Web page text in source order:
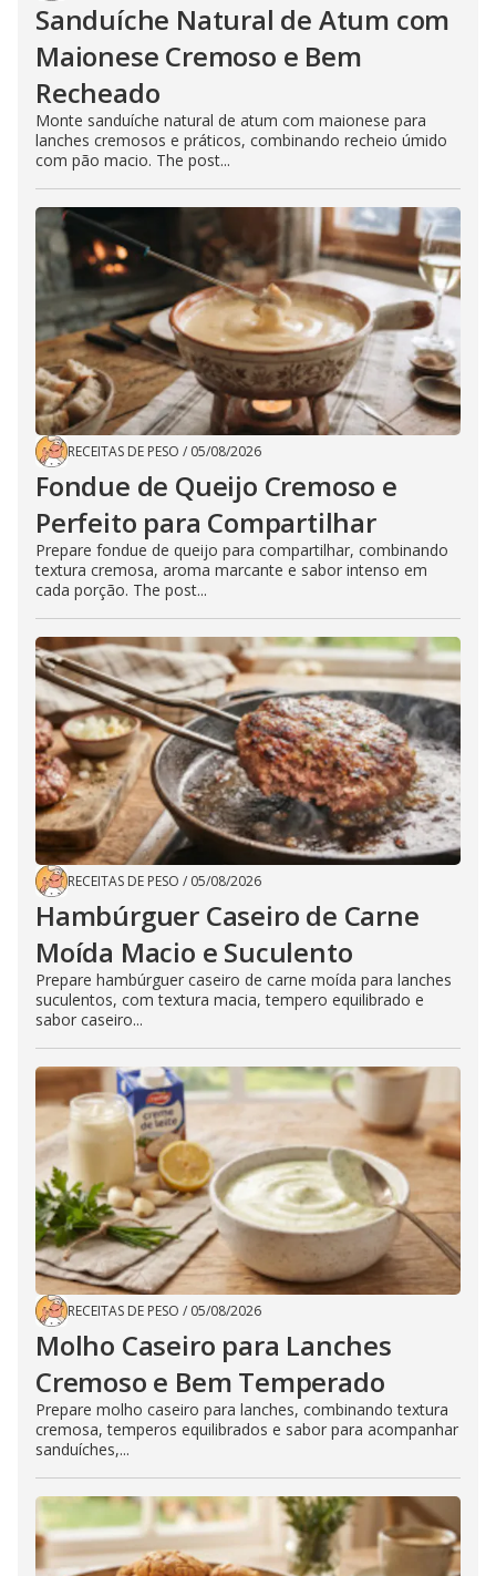
Sanduíche Natural de Atum com
Maionese Cremoso e Bem
Recheado
Monte sanduíche natural de atum com maionese para
lanches cremosos e práticos, combinando recheio úmido
com pão macio. The post...
RECEITAS DE PESO / 05/08/2026
Fondue de Queijo Cremoso e
Perfeito para Compartilhar
Prepare fondue de queijo para compartilhar, combinando
textura cremosa, aroma marcante e sabor intenso em
cada porção. The post...
RECEITAS DE PESO / 05/08/2026
Hambúrguer Caseiro de Carne
Moída Macio e Suculento
Prepare hambúrguer caseiro de carne moída para lanches
suculentos, com textura macia, tempero equilibrado e
sabor caseiro...
RECEITAS DE PESO / 05/08/2026
Molho Caseiro para Lanches
Cremoso e Bem Temperado
Prepare molho caseiro para lanches, combinando textura
cremosa, temperos equilibrados e sabor para acompanhar
sanduíches,...